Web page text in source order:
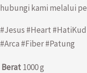
hubungi kami melalui
#Jesus #Heart
#Arca #Fiber #Patung
Berat 1000 g